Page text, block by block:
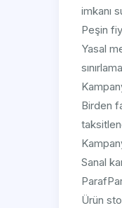
imkanı
Peşin
Yasal
Birden
Sanal
Ürün